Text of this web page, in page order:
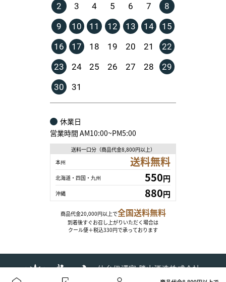
2
3 4 5 6 7
8
9
10 11 12 13 14
15
16
17 18 19 20 21
22
23
24 25 26 27 28
29
30
31
休業日
営業時間 AM10:00~PM5:00
送料一口分（商品代金8,800円以上）
本州
送料無料
北海道・四国・九州 550円
沖縄 880円
商品代金20,000円以上で全国送料無料
到着後すぐお召し上がりいただく場合は
クール便＋税込330円で承っております